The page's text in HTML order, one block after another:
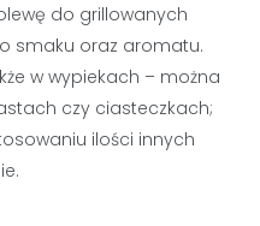
do grillowanych
smaku oraz aromatu.
w wypiekach – można
czy ciasteczkach;
ilości innych